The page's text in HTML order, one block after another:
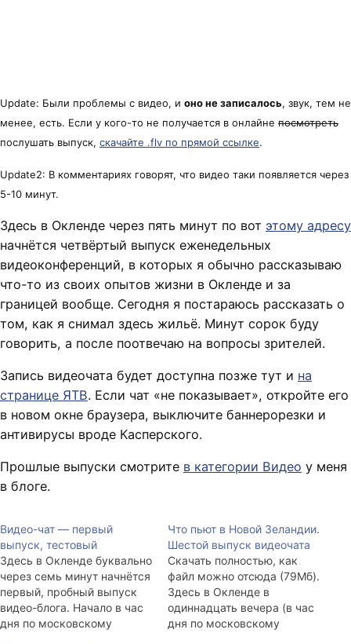
Update: Были проблемы с видео, и оно не записалось, звук, тем не
менее, есть. Если у кого-то не получается в онлайне посмотреть
послушать выпуск, скачайте .flv по прямой ссылке.
Update2: В комментариях говорят, что видео таки появляется через
5-10 минут.
Здесь в Окленде через пять минут по вот этому адресу
начнётся четвёртый выпуск еженедельных
видеоконференций, в которых я обычно рассказываю
что-то из своих опытов жизни в Окленде и за
границей вообще. Сегодня я постараюсь рассказать о
том, как я снимал здесь жильё. Минут сорок буду
говорить, а после поотвечаю на вопросы зрителей.
Запись видеочата будет доступна позже тут и на
странице ЯТВ. Если чат «не показывает», откройте его
в новом окне браузера, выключите баннерорезки и
антивирусы вроде Касперского.
Прошлые выпуски смотрите в категории Видео у меня
в блоге.
Видео-чат — первый
выпуск, тестовый
Здесь в Окленде буквально
через семь минут начнётся
первый, пробный выпуск
видео-блога. Начало в час
дня по московскому
Что пьют в Новой Зеландии.
Шестой выпуск видеочата
Скачать полностью, как
файл можно отсюда (79Мб).
Здесь в Окленде в
одиннадцать вечера (в час
дня по московскому